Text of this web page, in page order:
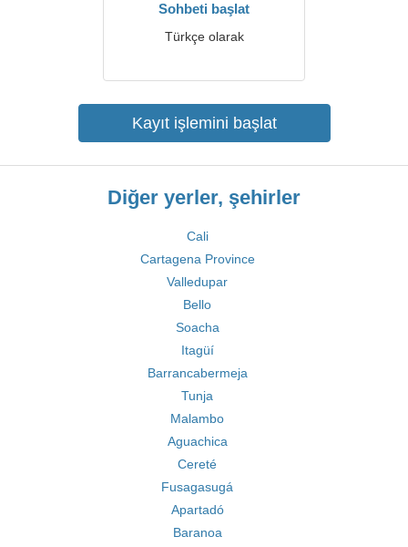
Sohbeti başlat
Türkçe olarak
Kayıt işlemini başlat
Diğer yerler, şehirler
Cali
Cartagena Province
Valledupar
Bello
Soacha
Itagüí
Barrancabermeja
Tunja
Malambo
Aguachica
Cereté
Fusagasugá
Apartadó
Baranoa